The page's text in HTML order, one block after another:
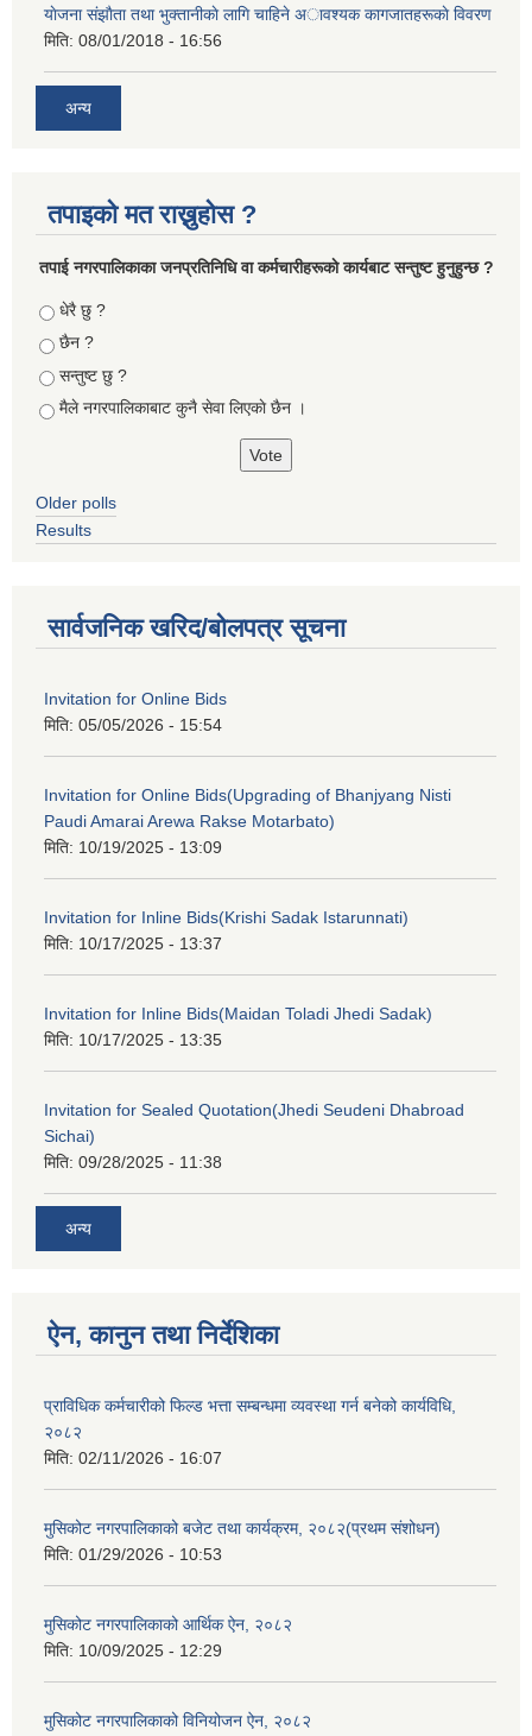
याेजना संझाैता तथा भुक्तानीकाे लागि चाहिने अावश्यक कागजातहरूकाे विवरण
मिति: 08/01/2018 - 16:56
अन्य
तपाइको मत राख्नुहोस ?
तपा‌ई नगरपालिकाका जनप्रतिनिधि वा कर्मचारीहरूकाे कार्यबाट सन्तुष्ट हुनुहुन्छ ?
Choices
धेरै छु ?
छैन ?
सन्तुष्ट छु ?
मैले नगरपालिकाबाट कुनै सेवा लिएकाे छैन ।
Older polls
Results
सार्वजनिक खरिद/बोलपत्र सूचना
Invitation for Online Bids
मिति: 05/05/2026 - 15:54
Invitation for Online Bids(Upgrading of Bhanjyang Nisti
Paudi Amarai Arewa Rakse Motarbato)
मिति: 10/19/2025 - 13:09
Invitation for Inline Bids(Krishi Sadak Istarunnati)
मिति: 10/17/2025 - 13:37
Invitation for Inline Bids(Maidan Toladi Jhedi Sadak)
मिति: 10/17/2025 - 13:35
Invitation for Sealed Quotation(Jhedi Seudeni Dhabroad
Sichai)
मिति: 09/28/2025 - 11:38
अन्य
ऐन, कानुन तथा निर्देशिका
प्राविधिक कर्मचारीको फिल्ड भत्ता सम्बन्धमा व्यवस्था गर्न बनेको कार्यविधि,
२०८२
मिति: 02/11/2026 - 16:07
मुसिकोट नगरपालिकाको बजेट तथा कार्यक्रम, २०८२(प्रथम संशोधन)
मिति: 01/29/2026 - 10:53
मुसिकोट नगरपालिकाको आर्थिक ऐन, २०८२
मिति: 10/09/2025 - 12:29
मुसिकोट नगरपालिकाको विनियोजन ऐन, २०८२